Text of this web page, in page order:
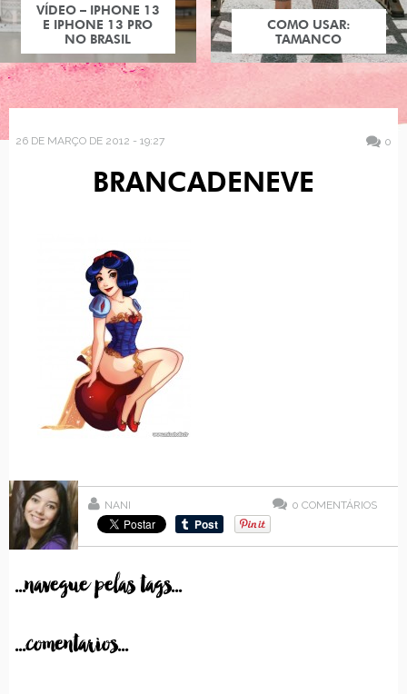
VÍDEO – IPHONE 13
E IPHONE 13 PRO
NO BRASIL
COMO USAR:
TAMANCO
26 DE MARÇO DE 2012 - 19:27 0
BRANCADENEVE
NANI 0 COMENTÁRIOS
...navegue pelas tags...
...comentarios...